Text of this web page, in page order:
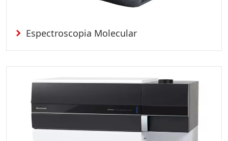
Espectroscopia Molecular